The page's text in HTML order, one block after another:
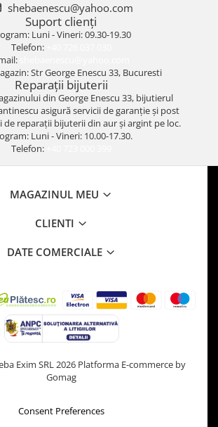
shebaenescu@yahoo.com
Suport clienți
Luni - Vineri: 09.30-19.30
Telefon:
Str George Enescu 33, Bucuresti
Reparații bijuterii
din George Enescu 33, bijutierul
asigură servicii de garanție și post
de reparații bijuterii din aur și argint pe loc.
Luni - Vineri: 10.00-17.30.
Telefon:
MAGAZINUL MEU
CLIENTI
DATE COMERCIALE
Exim SRL 2026 Platforma E-commerce by
Gomag
Consent Preferences